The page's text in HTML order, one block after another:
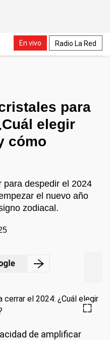
En vivo Radio La Red
para
elegir
cómo
para despedir el 2024
el nuevo año
zodiacal.
de amplificar